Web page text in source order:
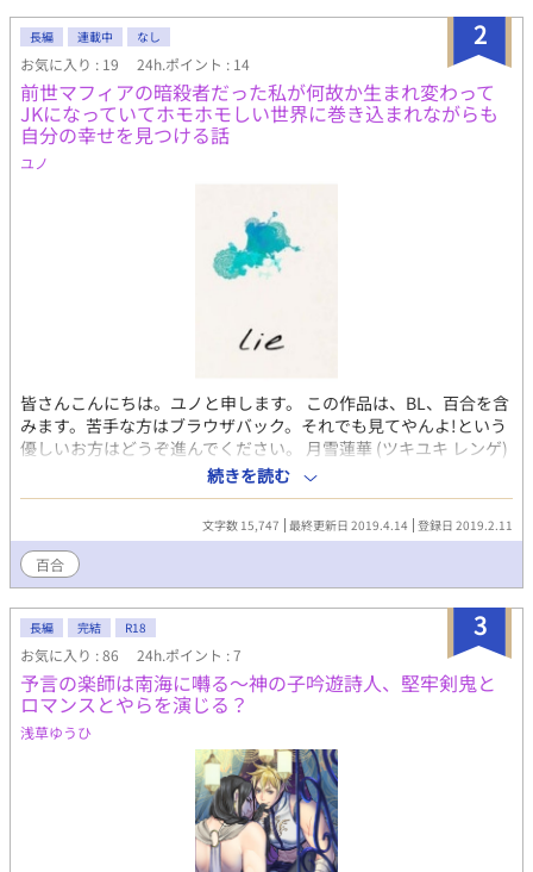
和をもたらしたのだった。 ──だがしかし、聖女は創造神リー
ベの気まぐれにより生き返る。 そして魔王の友人を名乗る精霊
の願いを聞き、なんと魔王も蘇らせてしまった！ このお話
は！元聖女と元魔王が「お互い生き返ったんだから好きなことし
て生きていこう」と緩く意見を合致させ、可愛い精霊と二人と一
匹で世界を旅し、美味しいものを食べる物語である！ でも道中
は穏やかなだけではなく…？ ここまでお読みいただきありがと
いただけますと励みになります！ そしてただいまBL大賞にも参
加中です！気に入っていただけましたら投票もしてくださると私
狂喜乱舞いたします！ よろしくお願いいたします！
2
長編 連載中 なし
お気に入り : 19 24h.ポイント : 14
前世マフィアの暗殺者だった私が何故か生まれ変わって
JKになっていてホモホモしい世界に巻き込まれながらも
自分の幸せを見つける話
ユノ
皆さんこんにちは。ユノと申します。 この作品は、BL、百合を含
みます。苦手な方はブラウザバック。それでも見てやんよ!という
優しいお方はどうぞ進んでください。 月雪蓮華 (ツキユキ レンゲ)
前世 凄腕スナイパー 今生 図書委員 高1 前世はマフィアの暗殺
者。今生は普通の女子高生という濃い人生を歩んでいるヒロイ
ン。ホモホモしい周りの人間関係にも強く心を持っている。月雪
千尋とは義兄妹。基本的には常識人でツッコミ役。たまにぶっ飛
んでる。前世では唯と相棒。涼やかなクール糸美少女。髪は灰色
ロング。料理が人智を越えている。身長166cm。右耳にピアス。
クールな意外とハイテンション受け。 前世の事は全て覚えている
日向唯 (ヒナタ ユイ) 前世 凄腕ナイフ使い 今生 風紀委員 高1 前世
はマフィアの暗殺者。明るい可愛い型美少女。髪は白のセミロン
グ。身長168cm。普段は常識人。蓮華のことが絡むとぶっ飛ぶ。
前世は蓮華と相棒。蓮華の料理が食べられる唯一の人間。 溺愛常
識人攻め。赤羽司と幼馴染。 前世の事は何も覚えていない。 赤羽
司 (アカバネ ツカサ) 前世 マフィアのボス 今生 生徒会役員 高1 前
世はマフィアのボス。眉目秀麗、才色兼備で文武両道な凄い人。
髪は深紅(ワインレッド)身長175cm。きっとまだ伸びる。一番ぶ
っ飛んでる。王子様っていうか皇帝。だが丁寧で優しい為、くっ
そモテる。前世は千尋と相棒。 溺愛帝王攻め。前世の事は何も覚
えていない。 月雪千尋 (ツキユキ チヒロ) 前世 マフィアの諜報員
続きを読む
文字数 15,747 最終更新日 2019.4.14 登録日 2019.2.11
百合
3
長編 完結 R18
お気に入り : 86 24h.ポイント : 7
予言の楽師は南海に囀る〜神の子吟遊詩人、堅牢剣鬼と
ロマンスとやらを演じる？
浅草ゆうひ